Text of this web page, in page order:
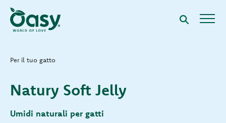
Per il tuo gatto
Natury Soft Jelly
Umidi naturali per gatti